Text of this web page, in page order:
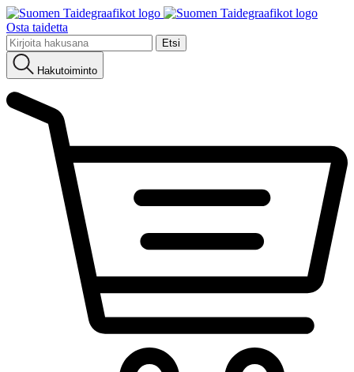
Osta taidetta
Etsi:
Hakutoiminto